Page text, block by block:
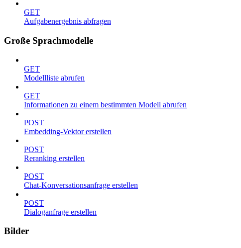
GET
Aufgabenergebnis abfragen
Große Sprachmodelle
GET
Modellliste abrufen
GET
Informationen zu einem bestimmten Modell abrufen
POST
Embedding-Vektor erstellen
POST
Reranking erstellen
POST
Chat-Konversationsanfrage erstellen
POST
Dialoganfrage erstellen
Bilder